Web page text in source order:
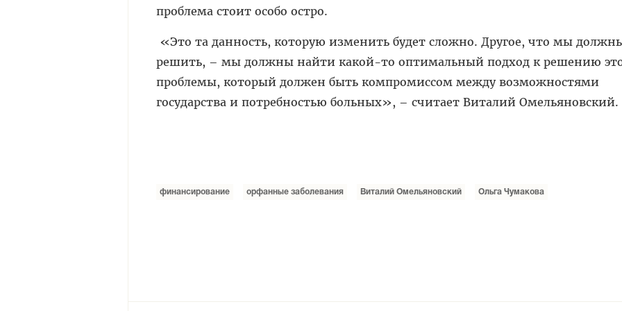
проблема стоит особо остро.
«Это та данность, которую изменить будет сложно. Другое, что мы
решить, – мы должны найти какой-то оптимальный подход к решению
проблемы, который должен быть компромиссом между возможностями
государства и потребностью больных», – считает Виталий Омельяновский.
финансирование орфанные заболевания Виталий Омельяновский Ольга Чумакова